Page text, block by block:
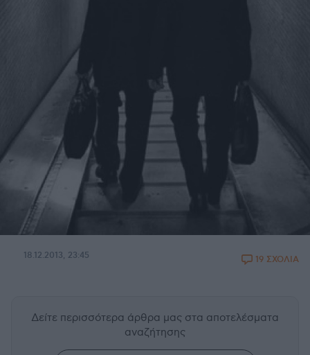
18.12.2013, 23:45 19 ΣΧΟΛΙΑ
Δείτε περισσότερα άρθρα μας στα αποτελέσματα
αναζήτησης